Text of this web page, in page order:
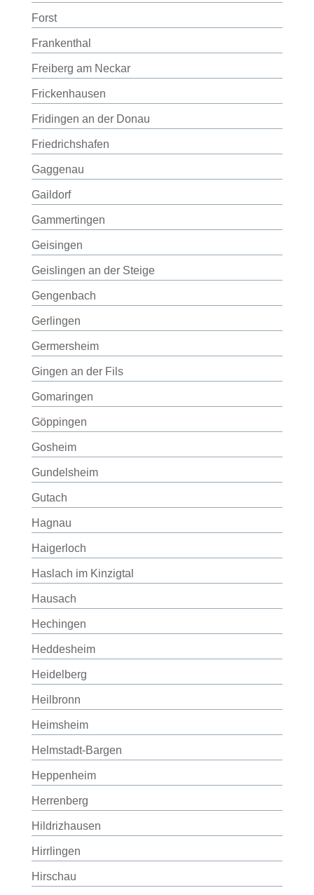
Forst
Frankenthal
Freiberg am Neckar
Frickenhausen
Fridingen an der Donau
Friedrichshafen
Gaggenau
Gaildorf
Gammertingen
Geisingen
Geislingen an der Steige
Gengenbach
Gerlingen
Germersheim
Gingen an der Fils
Gomaringen
Göppingen
Gosheim
Gundelsheim
Gutach
Hagnau
Haigerloch
Haslach im Kinzigtal
Hausach
Hechingen
Heddesheim
Heidelberg
Heilbronn
Heimsheim
Helmstadt-Bargen
Heppenheim
Herrenberg
Hildrizhausen
Hirrlingen
Hirschau